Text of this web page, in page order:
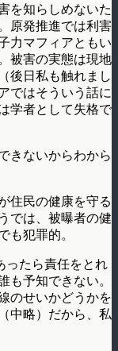
を知らしめないた
原発推進では利害
力マフィアともい
被害の実態は現地
後日私も触れまし
ではそういう話に
学者として失格で
きないからわから
住民の健康を守る
では、被曝者の健
も犯罪的。
ったら責任をとれ
も予知できない。
のせいかどうかを
中略）だから、私